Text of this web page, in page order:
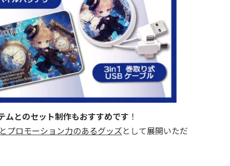
ムとのセット制作もおすすめです ！
プロモーション力のあるグッズとして展開いただ